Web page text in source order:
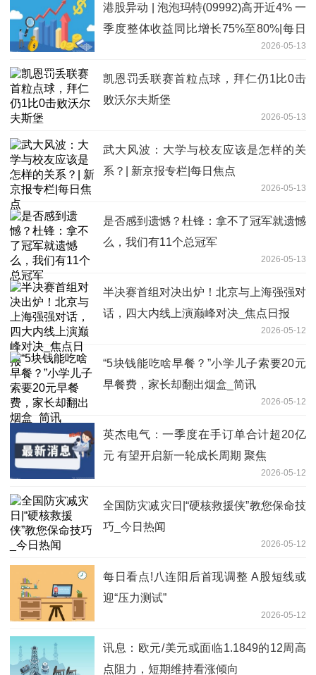
港股异动 | 泡泡玛特(09992)高开近4% 一
季度整体收益同比增长75%至80%|每日
2026-05-13
凯恩罚丢联赛首粒点球，拜仁仍1比0击
败沃尔夫斯堡
2026-05-13
武大风波：大学与校友应该是怎样的关
系？| 新京报专栏|每日焦点
2026-05-13
是否感到遗憾？杜锋：拿不了冠军就遗憾
么，我们有11个总冠军
2026-05-13
半决赛首组对决出炉！北京与上海强强对
话，四大内线上演巅峰对决_焦点日报
2026-05-12
“5块钱能吃啥早餐？”小学儿子索要20元
早餐费，家长却翻出烟盒_简讯
2026-05-12
英杰电气：一季度在手订单合计超20亿
元 有望开启新一轮成长周期 聚焦
2026-05-12
全国防灾减灾日|“硬核救援侠”教您保命技
巧_今日热闻
2026-05-12
每日看点!八连阳后首现调整 A股短线或
迎“压力测试”
2026-05-12
讯息：欧元/美元或面临1.1849的12周高
点阻力，短期维持看涨倾向